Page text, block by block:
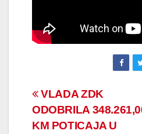
Navigacija
članaka
VLADA ZDK
ODOBRILA
KM POTICAJA U